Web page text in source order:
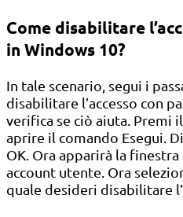
Come disabilitare
in Windows 10?
In tale scenario, segui i
disabilitare l’accesso con
verifica se ciò aiuta. Premi
aprire il comando Esegui.
OK. Ora apparirà la
account utente. Ora
quale desideri disabilitare